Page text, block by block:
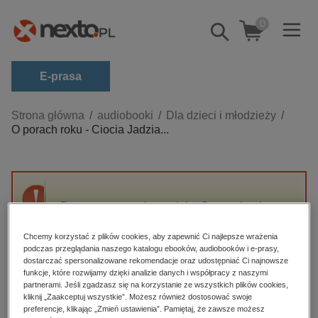
Pokaż/schowaj
wyszukiwarkę
0
E-prasa
Kategorie
Zobacz wszystkie E-prasa
budownictwo, aranżacja wnętrz
dzienniki
edukacja
hobby, sport, rozrywka
komputery, internet, technologie, informatyka
Strona główna audiobooki
Dla dzieci i młodzieży
O porach roku - Ciocia Jadzia...
Przepraszamy, ale produkt „O porach roku -
słuchania muzyki” nie jest dostępny.
High-contrast mode
Polecane
Chcemy korzystać z plików cookies, aby zapewnić Ci najlepsze wrażenia
podczas przeglądania naszego katalogu ebooków, audiobooków i e-prasy,
dostarczać spersonalizowane rekomendacje oraz udostępniać Ci najnowsze
funkcje, które rozwijamy dzięki analizie danych i współpracy z naszymi
partnerami. Jeśli zgadzasz się na korzystanie ze wszystkich plików cookies,
kliknij „Zaakceptuj wszystkie”. Możesz również dostosować swoje
preferencje, klikając „Zmień ustawienia”. Pamiętaj, że zawsze możesz